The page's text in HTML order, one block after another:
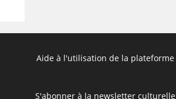
Aide à l'utilisation de la plateforme
S'abonner à la newsletter culturelle